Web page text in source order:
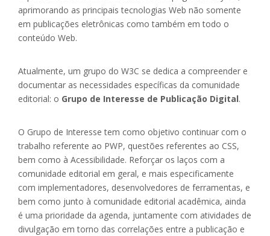
aprimorando as principais tecnologias Web não somente
em publicações eletrônicas como também em todo o
conteúdo Web.
Atualmente, um grupo do W3C se dedica a compreender e
documentar as necessidades específicas da comunidade
editorial: o Grupo de Interesse de Publicação Digital.
O Grupo de Interesse tem como objetivo continuar com o
trabalho referente ao PWP, questões referentes ao CSS,
bem como à Acessibilidade. Reforçar os laços com a
comunidade editorial em geral, e mais especificamente
com implementadores, desenvolvedores de ferramentas, e
bem como junto à comunidade editorial acadêmica, ainda
é uma prioridade da agenda, juntamente com atividades de
divulgação em torno das correlações entre a publicação e